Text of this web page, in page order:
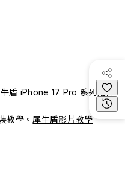
盾 iPhone 17 Pro 系列配件
教學。 犀牛盾影片教學